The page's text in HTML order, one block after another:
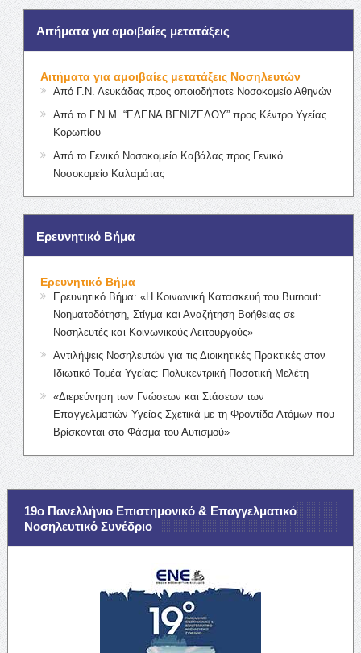
Αιτήματα για αμοιβαίες μετατάξεις
Αιτήματα για αμοιβαίες μετατάξεις Νοσηλευτών
Από Γ.Ν. Λευκάδας προς οποιοδήποτε Νοσοκομείο Αθηνών
Από το Γ.Ν.Μ. “ΕΛΕΝΑ ΒΕΝΙΖΕΛΟΥ” προς Κέντρο Υγείας
Κορωπίου
Από το Γενικό Νοσοκομείο Καβάλας προς Γενικό
Νοσοκομείο Καλαμάτας
Ερευνητικό Βήμα
Ερευνητικό Βήμα
Ερευνητικό Βήμα: «Η Κοινωνική Κατασκευή του Burnout:
Νοηματοδότηση, Στίγμα και Αναζήτηση Βοήθειας σε
Νοσηλευτές και Κοινωνικούς Λειτουργούς»
Αντιλήψεις Νοσηλευτών για τις Διοικητικές Πρακτικές στον
Ιδιωτικό Τομέα Υγείας: Πολυκεντρική Ποσοτική Μελέτη
«Διερεύνηση των Γνώσεων και Στάσεων των
Επαγγελματιών Υγείας Σχετικά με τη Φροντίδα Ατόμων που
Βρίσκονται στο Φάσμα του Αυτισμού»
19ο Πανελλήνιο Επιστημονικό & Επαγγελματικό
Νοσηλευτικό Συνέδριο